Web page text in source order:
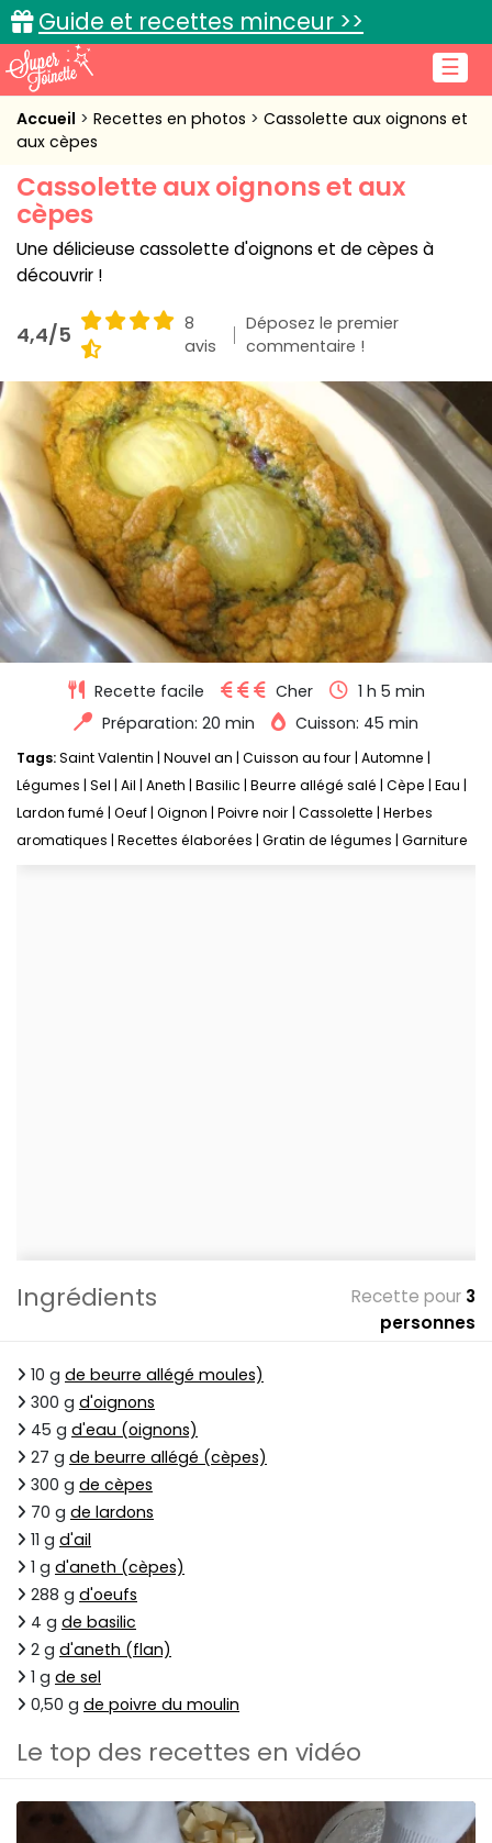
☰
Guide et recettes minceur >>
Accueil
Cuisine pratique
L'actu cuisine
Accueil Recettes en photos
Cassolette aux oignons et
aux cèpes
Cassolette aux oignons et aux
cèpes
Une délicieuse cassolette d'oignons et de cèpes à
découvrir !
4,4/5
8
avis
Déposez le premier
commentaire !
Recette facile Cher
1 h 5 min
Préparation: 20 min
Cuisson: 45 min
Tags:Saint Valentin Nouvel an Cuisson au four Automne
Légumes Sel Ail Aneth Basilic Beurre allégé salé Cèpe Eau
Lardon fumé Oeuf Oignon Poivre noir Cassolette Herbes
aromatiques Recettes élaborées Gratin de légumes Garniture
Ingrédients Recette pour 3
personnes
10 g de beurre allégé moules)
300 g d'oignons
45 g d'eau (oignons)
27 g de beurre allégé (cèpes)
300 g de cèpes
70 g de lardons
11 g d'ail
1 g d'aneth (cèpes)
288 g d'oeufs
4 g de basilic
2 g d'aneth (flan)
1 g de sel
0,50 g de poivre du moulin
Le top des recettes en vidéo